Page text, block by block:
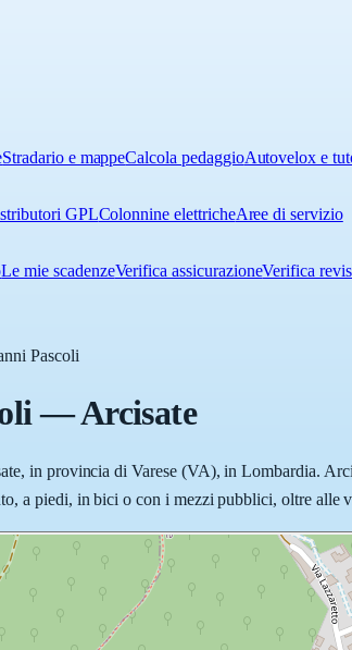
Stradario e mappeCalcola pedaggioAutovelox e
GPLColonnine elettricheAree di servizio
Le mie scadenzeVerifica assicurazioneVerifica
Pascoli
—Arcisate
in provincia di Varese (VA), in Lombardia.
a piedi, in bici o con i mezzi pubblici, oltre alle